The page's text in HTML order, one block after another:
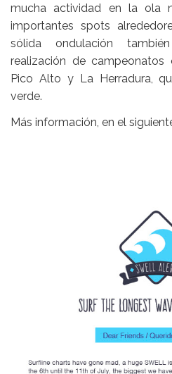
mucha actividad en la ola
importantes spots
sólida ondulación
realización de
Pico Alto y La Herradura,
verde.
Más información, en el